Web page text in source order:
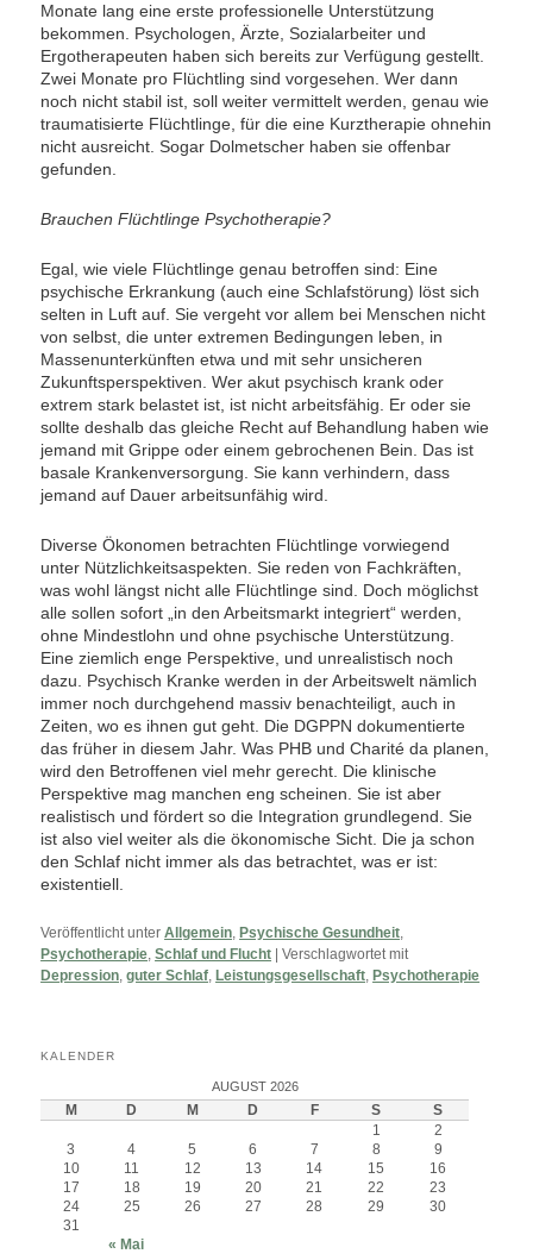
Monate lang eine erste professionelle Unterstützung
bekommen. Psychologen, Ärzte, Sozialarbeiter und
Ergotherapeuten haben sich bereits zur Verfügung gestellt.
Zwei Monate pro Flüchtling sind vorgesehen. Wer dann
noch nicht stabil ist, soll weiter vermittelt werden, genau wie
traumatisierte Flüchtlinge, für die eine Kurztherapie ohnehin
nicht ausreicht. Sogar Dolmetscher haben sie offenbar
gefunden.
Brauchen Flüchtlinge Psychotherapie?
Egal, wie viele Flüchtlinge genau betroffen sind: Eine
psychische Erkrankung (auch eine Schlafstörung) löst sich
selten in Luft auf. Sie vergeht vor allem bei Menschen nicht
von selbst, die unter extremen Bedingungen leben, in
Massenunterkünften etwa und mit sehr unsicheren
Zukunftsperspektiven. Wer akut psychisch krank oder
extrem stark belastet ist, ist nicht arbeitsfähig. Er oder sie
sollte deshalb das gleiche Recht auf Behandlung haben wie
jemand mit Grippe oder einem gebrochenen Bein. Das ist
basale Krankenversorgung. Sie kann verhindern, dass
jemand auf Dauer arbeitsunfähig wird.
Diverse Ökonomen betrachten Flüchtlinge vorwiegend
unter Nützlichkeitsaspekten. Sie reden von Fachkräften,
was wohl längst nicht alle Flüchtlinge sind. Doch möglichst
alle sollen sofort „in den Arbeitsmarkt integriert“ werden,
ohne Mindestlohn und ohne psychische Unterstützung.
Eine ziemlich enge Perspektive, und unrealistisch noch
dazu. Psychisch Kranke werden in der Arbeitswelt nämlich
immer noch durchgehend massiv benachteiligt, auch in
Zeiten, wo es ihnen gut geht. Die DGPPN dokumentierte
das früher in diesem Jahr. Was PHB und Charité da planen,
wird den Betroffenen viel mehr gerecht. Die klinische
Perspektive mag manchen eng scheinen. Sie ist aber
realistisch und fördert so die Integration grundlegend. Sie
ist also viel weiter als die ökonomische Sicht. Die ja schon
den Schlaf nicht immer als das betrachtet, was er ist:
existentiell.
Veröffentlicht unter Allgemein, Psychische Gesundheit,
Psychotherapie,Schlaf und Flucht |Verschlagwortet mit
Depression,guter Schlaf, Leistungsgesellschaft, Psychotherapie
KALENDER
AUGUST 2026
M D M D F S
S
1
2
3
4 5 6 7 8
9
10
11 12 13 14 15
16
17
18 19 20 21 22
23
24
25 26 27 28 29
30
31
« Mai